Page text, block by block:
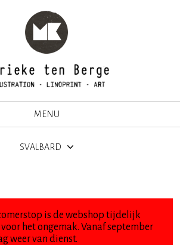
MENU
SVALBARD
is de webshop tijdelijk
het ongemak. Vanaf september
weer van dienst.